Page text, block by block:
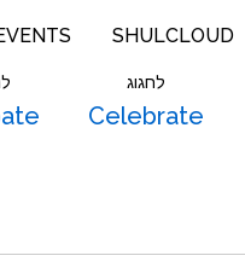
SHULCLOUD
לחגוג
Celebrate